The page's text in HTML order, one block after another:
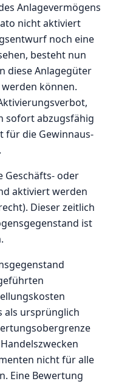
Anlagevermögens
nicht aktiviert
noch eine
besteht nun
diese Anlagegüter
können.
sofort abzugsfähig
für die Ge­winn­aus­
Geschäfts- oder
aktiviert werden
Dieser zeitlich
ist
als ursprünglich
nicht für alle
Eine Bewertung